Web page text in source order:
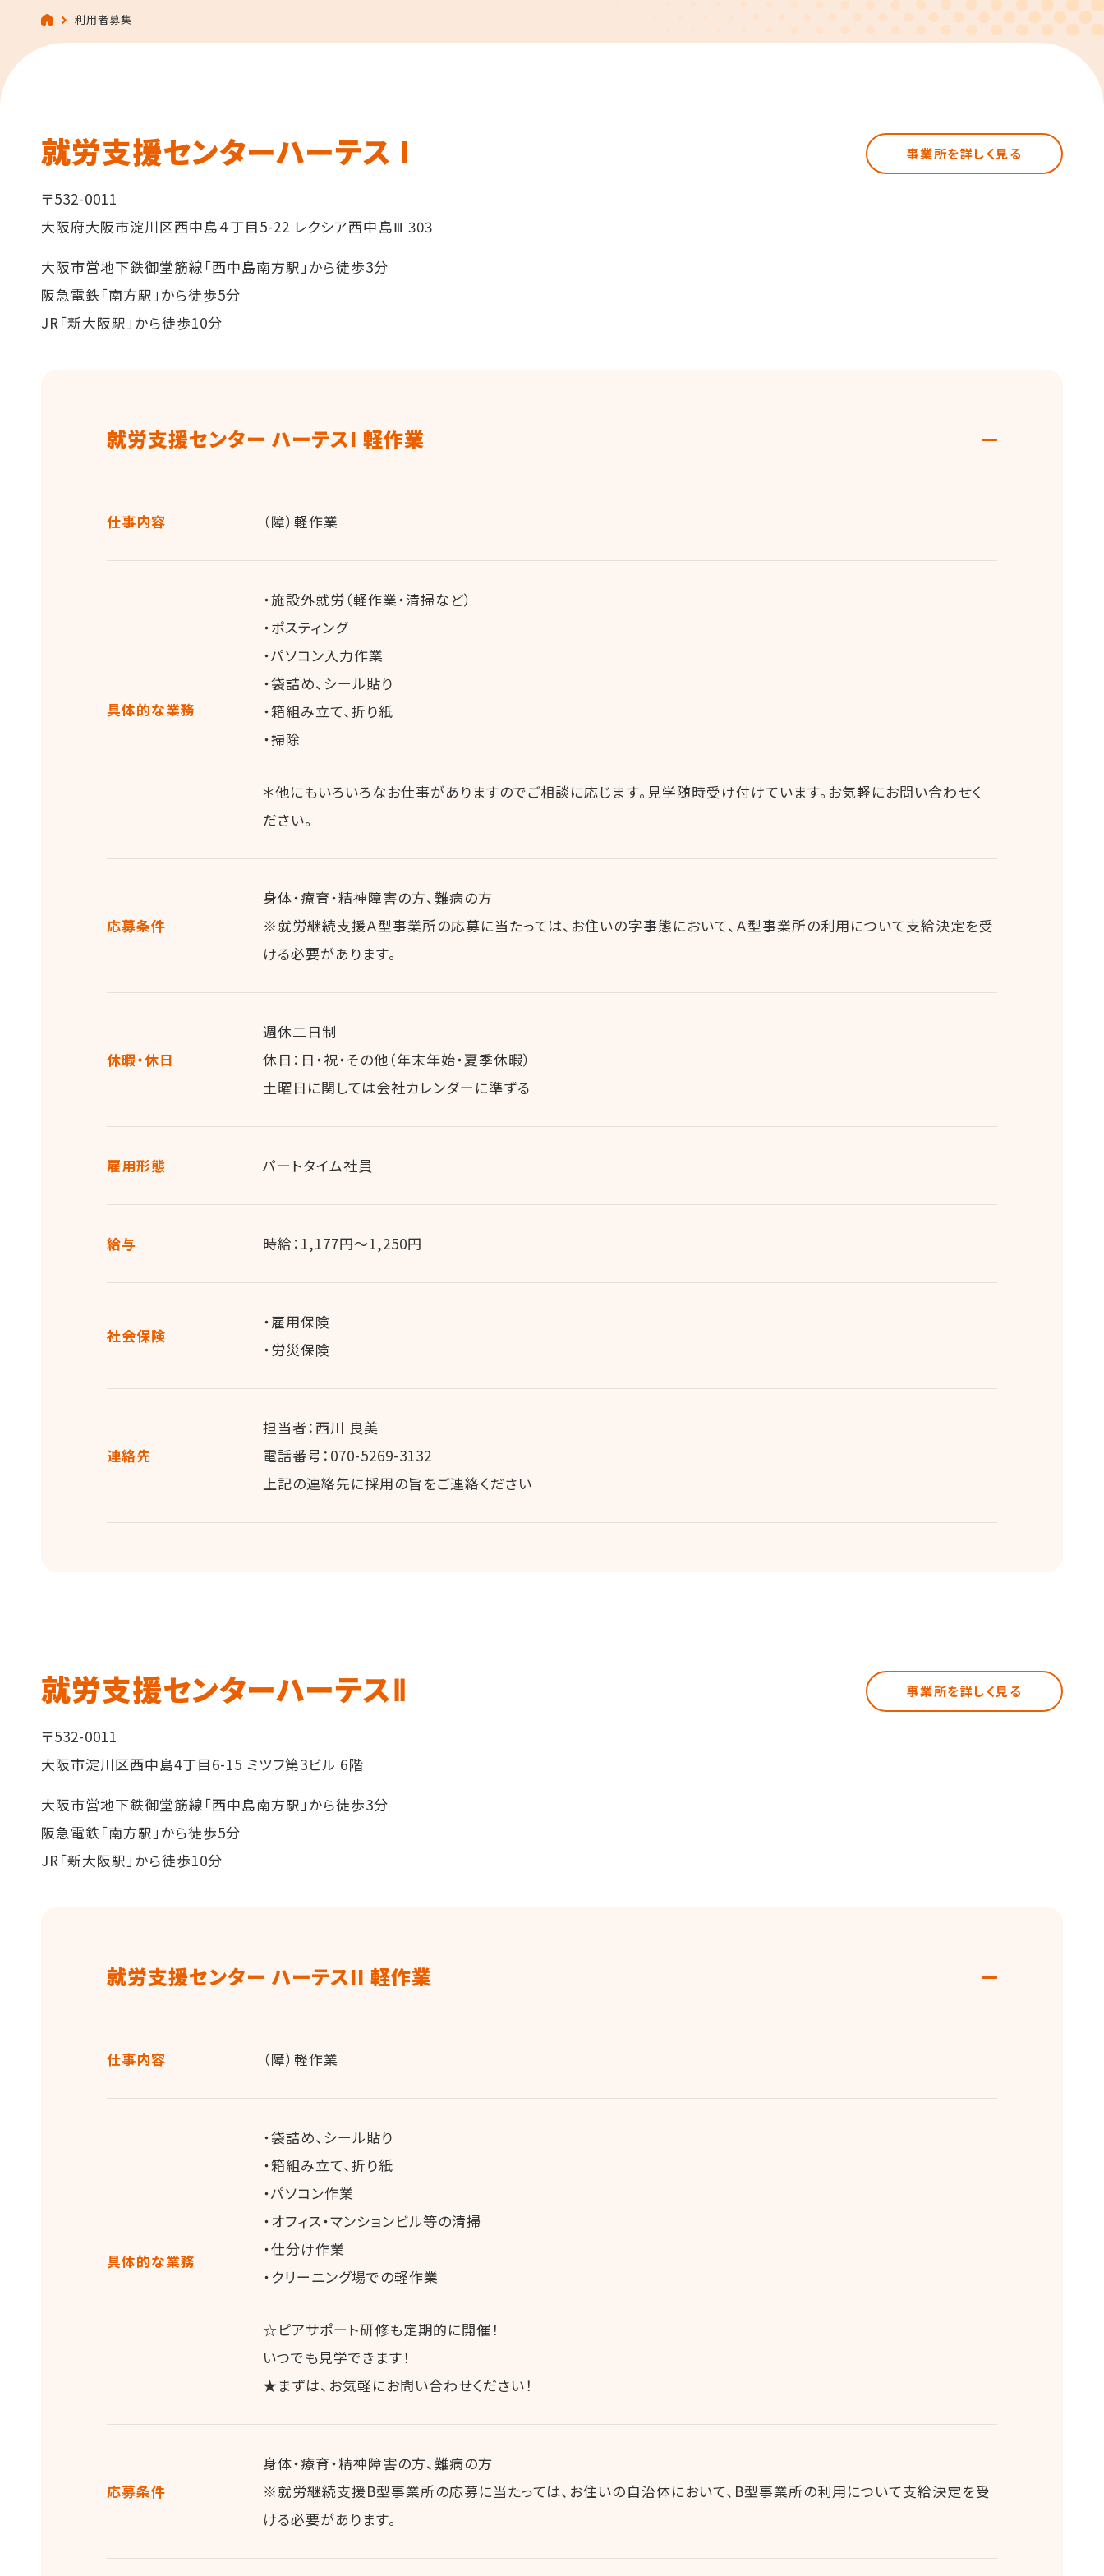
利用者募集
就労支援センターハーテス I
〒532-0011
大阪府大阪市淀川区西中島４丁目5-22 レクシア西中島Ⅲ 303
大阪市営地下鉄御堂筋線「西中島南方駅」から徒歩3分
阪急電鉄「南方駅」から徒歩5分
JR「新大阪駅」から徒歩10分
事業所を詳しく見る
就労支援センター ハーテスI 軽作業
仕事内容 （障）軽作業
具体的な業務
・施設外就労（軽作業・清掃など）
・ポスティング
・パソコン入力作業
・袋詰め、シール貼り
・箱組み立て、折り紙
・掃除
＊他にもいろいろなお仕事がありますのでご相談に応じます。見学随時受け付けています。お気軽にお問い合わせく
ださい。
応募条件
身体・療育・精神障害の方、難病の方
※就労継続支援Ａ型事業所の応募に当たっては、お住いの字事態において、Ａ型事業所の利用について支給決定を受
ける必要があります。
休暇・休日
週休二日制
休日：日・祝・その他（年末年始・夏季休暇）
土曜日に関しては会社カレンダーに準ずる
雇用形態 パートタイム社員
給与 時給：1,177円～1,250円
社会保険
・雇用保険
・労災保険
連絡先
担当者：西川 良美
電話番号：070-5269-3132
上記の連絡先に採用の旨をご連絡ください
就労支援センターハーテスⅡ
〒532-0011
大阪市淀川区西中島4丁目6-15 ミツフ第3ビル 6階
大阪市営地下鉄御堂筋線「西中島南方駅」から徒歩3分
阪急電鉄「南方駅」から徒歩5分
JR「新大阪駅」から徒歩10分
事業所を詳しく見る
就労支援センター ハーテスII 軽作業
仕事内容 （障）軽作業
具体的な業務
・袋詰め、シール貼り
・箱組み立て、折り紙
・パソコン作業
・オフィス・マンションビル等の清掃
・仕分け作業
・クリーニング場での軽作業
☆ピアサポート研修も定期的に開催！
いつでも見学できます！
★まずは、お気軽にお問い合わせください！
応募条件
身体・療育・精神障害の方、難病の方
※就労継続支援B型事業所の応募に当たっては、お住いの自治体において、B型事業所の利用について支給決定を受
ける必要があります。